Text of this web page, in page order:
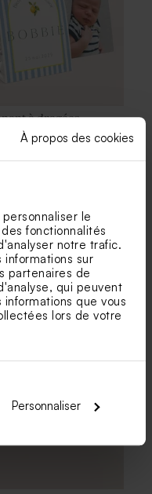
À propos des cookies
le
fonctionnalités
notre trafic.
sur
partenaires de
qui peuvent
que vous
lors de votre
Personnaliser
à dragées
bleues et citron
dragées triangle
renard indien